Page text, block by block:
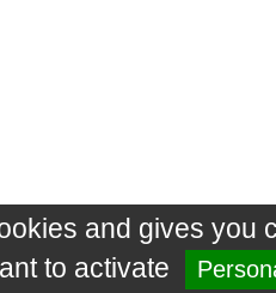
and gives you
to activate